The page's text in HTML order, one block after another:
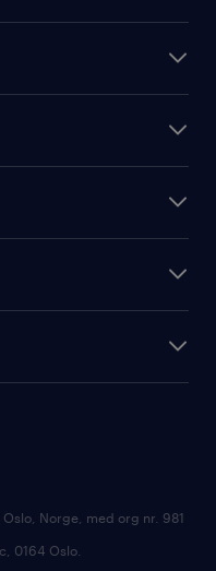
Norge, med org nr. 981
0164 Oslo.